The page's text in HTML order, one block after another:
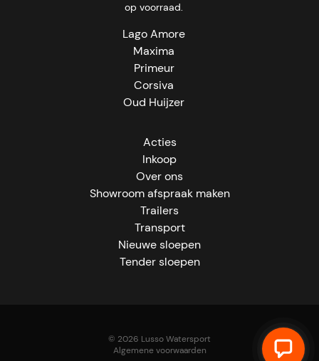
op voorraad.
Lago Amore
Maxima
Primeur
Corsiva
Oud Huijzer
Acties
Inkoop
Over ons
Showroom afspraak maken
Trailers
Transport
Nieuwe sloepen
Tender sloepen
© 2026 Lusso Watersport
Algemene voorwaarden